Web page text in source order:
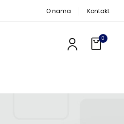
O nama Kontakt
0